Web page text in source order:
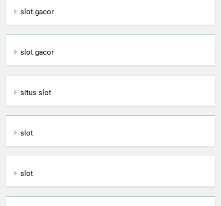
slot gacor
slot gacor
situs slot
slot
slot